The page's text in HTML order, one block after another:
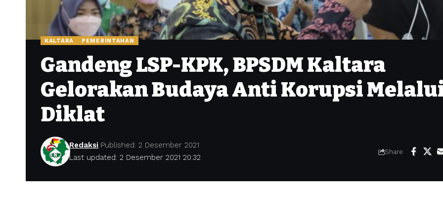
KALTARA PEMERINTAHAN
Gandeng LSP-KPK, BPSDM Kaltara
Gelorakan Budaya Anti Korupsi
Diklat
Last updated: 2 Desember 2021 20:32
Redaksi Published: 2 Desember 2021
Share